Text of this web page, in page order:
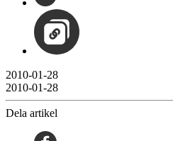
2010-01-28
2010-01-28
Dela artikel